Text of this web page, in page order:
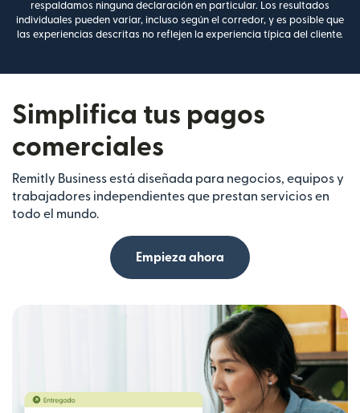
respaldamos ninguna declaración en particular. Los resultados
individuales pueden variar, incluso según el corredor, y es posible que
las experiencias descritas no reflejen la experiencia típica del cliente.
Simplifica tus pagos
comerciales
Remitly Business está diseñada para negocios, equipos y
trabajadores independientes que prestan servicios en
todo el mundo.
Empieza ahora